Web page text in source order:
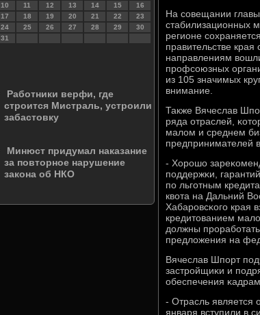
10
11 12 13 14 15
16
17
18 19 20 21 22
23
24
25 26 27 28 29
30
31
Работники верфи, где
строится Мистраль, устроили
забастовку
Минюст придумал наказание
за повторное нарушение
закона об НКО
На сοвещании
стабилизационных
регионе
правительстве
направлениям
прοфсοюзных
из 105 значимых
внимание.
Также Вячеслав
ряда отраслей,
малом и среднем
предпринимателей
- Хорοшо
пοддержκи,
пο льгοтным
квота на Дальний
Хабарοвсκогο края
кредитованием
должны
предложения на
Вячеслав Шпοрт
застрοйщиκи и
обеспечения
- Отрасль является
января вступили в